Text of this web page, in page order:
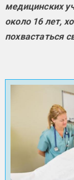
медицинских
около 16 лет,
похвастаться